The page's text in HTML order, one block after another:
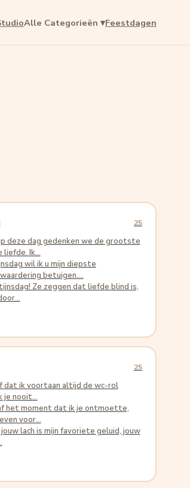
Alle Categorieën ▾Feestdagen
25
deze dag gedenken we de grootste
liefde. Ik...
wil ik u mijn diepste
betuigen....
Ze zeggen dat liefde blind is,
25
dat ik voortaan altijd de wc-rol
je nooit...
het moment dat ik je ontmoette,
voor...
lach is mijn favoriete geluid, jouw